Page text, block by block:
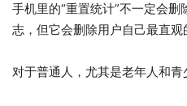
手机里的“重置统计”不一定会
志，但它会删除用户自己最直观
对于普通人，尤其是老年人和青